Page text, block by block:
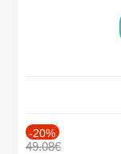
-20%
49.08€